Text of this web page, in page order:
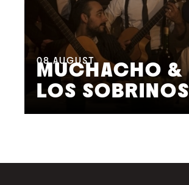
08 AUGUST
MUCHACHO &
LOS SOBRINOS